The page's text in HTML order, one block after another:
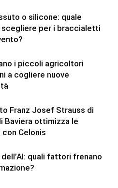
o silicone: quale
scegliere per i braccialetti
i piccoli agricoltori
a cogliere nuove
Franz Josef Strauss di
Baviera ottimizza le
Celonis
quali fattori frenano